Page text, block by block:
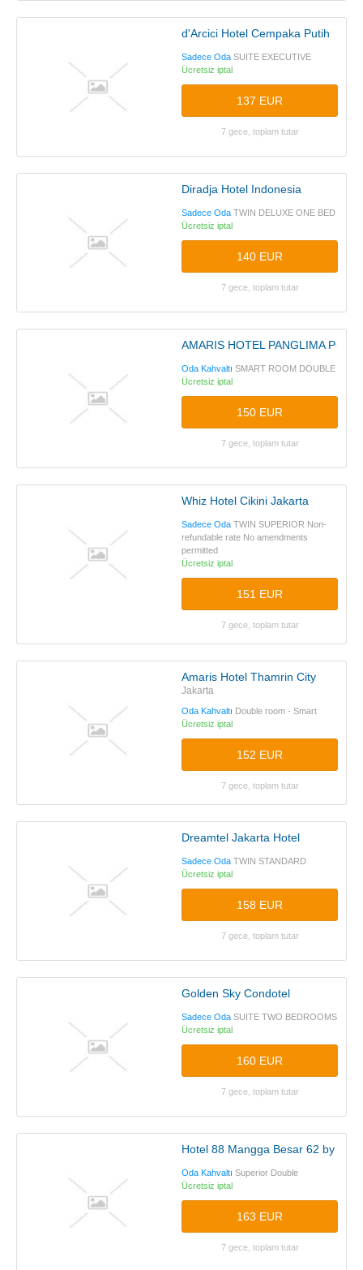
d'Arcici Hotel Cempaka Putih
Sadece Oda SUITE EXECUTIVE
Ücretsiz iptal
137 EUR
7 gece, toplam tutar
Diradja Hotel Indonesia
Sadece Oda TWIN DELUXE ONE BED
Ücretsiz iptal
140 EUR
7 gece, toplam tutar
AMARIS HOTEL PANGLIMA POLIM
Oda Kahvaltı SMART ROOM DOUBLE
Ücretsiz iptal
150 EUR
7 gece, toplam tutar
Whiz Hotel Cikini Jakarta
Sadece Oda TWIN SUPERIOR Non-
refundable rate No amendments
permitted
Ücretsiz iptal
151 EUR
7 gece, toplam tutar
Amaris Hotel Thamrin City
Jakarta
Oda Kahvaltı Double room - Smart
Ücretsiz iptal
152 EUR
7 gece, toplam tutar
Dreamtel Jakarta Hotel
Sadece Oda TWIN STANDARD
Ücretsiz iptal
158 EUR
7 gece, toplam tutar
Golden Sky Condotel
Sadece Oda SUITE TWO BEDROOMS
Ücretsiz iptal
160 EUR
7 gece, toplam tutar
Hotel 88 Mangga Besar 62 by WH
Oda Kahvaltı Superior Double
Ücretsiz iptal
163 EUR
7 gece, toplam tutar